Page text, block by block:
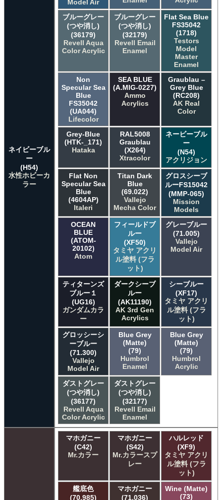
ネイビーブル
ー
(H54)
水性ホビーカ
ラー
Model Air
ブルーグレー
(つや消し)
(36179)
Revell Aqua
Color Acrylic
ブルーグレー
(つや消し)
(32179)
Revell Email
Enamel
Flat Sea Blue
FS35042
(1718)
Testors
Model
Master
Enamel
Non
Specular Sea
Blue
FS35042
(UA044)
Lifecolor
SEA BLUE
(A.MIG-0227)
Ammo
Acrylics
Graublau –
Grey Blue
(RC208)
AK Real
Color
Grey-Blue
(HTK-_171)
Hataka
RAL5008
Graublau
(X264)
Xtracolor
ネービーブル
ー
(N54)
アクリジョン
Flat Non
Specular Sea
Blue
(4604AP)
Italeri
Titan Dark
Blue
(69.022)
Vallejo
Mecha Color
グロスシーブ
ルーFS15042
(MMP-065)
Mission
Models
OCEAN
BLUE
(ATOM-
20102)
Atom
フィールドブ
ルー
(XF50)
タミヤ アクリ
ル塗料 (フラ
ット)
グレーブルー
(71.005)
Vallejo
Model Air
ティターンズ
ブルー１
(UG16)
ガンダムカラ
ー
ダークシーブ
ルー
(AK11190)
AK 3rd Gen
Acrylics
シーブルー
(XF17)
タミヤ アクリ
ル塗料 (フラ
ット)
グロッシーシ
ーブルー
(71.300)
Vallejo
Model Air
Blue Grey
(Matte)
(79)
Humbrol
Enamel
Blue Grey
(Matte)
(79)
Humbrol
Acrylic
ダストグレー
(つや消し)
(36177)
Revell Aqua
Color Acrylic
ダストグレー
(つや消し)
(32177)
Revell Email
Enamel
マホガニー
(C42)
Mr.カラー
マホガニー
(S42)
Mr.カラースプ
レー
ハルレッド
(XF9)
タミヤ アクリ
ル塗料 (フラ
ット)
艦底色
(70.985)
マホガニー
(71.036)
Wine (Matte)
(73)